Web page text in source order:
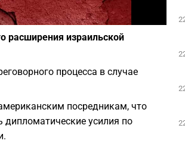
Фото: Depositphotos
расширения израильской
процесса в случае
посредникам, что
усилия по